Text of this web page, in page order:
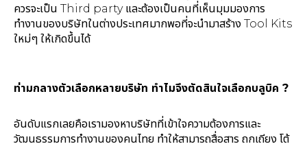
ควรจะเป็น Third party และต้องเป็นคนที่เห็นมุมมองการ
ทำงานของบริษัทในต่างประเทศมากพอที่จะนำมาสร้าง Tool Kits
ใหม่ๆ ให้เกิดขึ้นได้
ท่ามกลางตัวเลือกหลายบริษัท ทำไมจึงตัดสินใจเลือกบลูบิค ?
อันดับแรกเลยคือเรามองหาบริษัทที่เข้าใจความต้องการและ
วัฒนธรรมการทำงานของคนไทย ทำให้สามารถสื่อสาร ถกเถียง โต้